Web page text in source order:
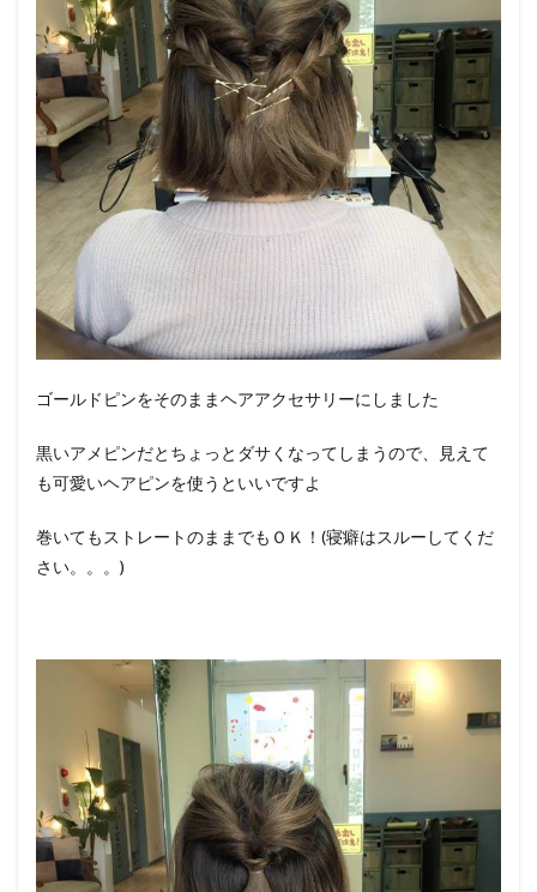
ゴールドピンをそのままヘアアクセサリーにしました
黒いアメピンだとちょっとダサくなってしまうので、見えて
も可愛いヘアピンを使うといいですよ
巻いてもストレートのままでもＯＫ！(寝癖はスルーしてくだ
さい。。。)